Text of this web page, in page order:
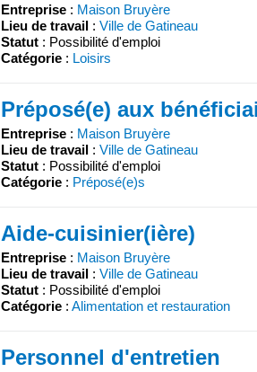
Entreprise : Maison Bruyère
Lieu de travail : Ville de Gatineau
Statut : Possibilité d'emploi
Catégorie : Loisirs
Préposé(e) aux
Entreprise : Maison Bruyère
Lieu de travail : Ville de Gatineau
Statut : Possibilité d'emploi
Catégorie : Préposé(e)s
Aide-cuisinier(ière)
Entreprise : Maison Bruyère
Lieu de travail : Ville de Gatineau
Statut : Possibilité d'emploi
Catégorie : Alimentation et restauration
Personnel d'entretien